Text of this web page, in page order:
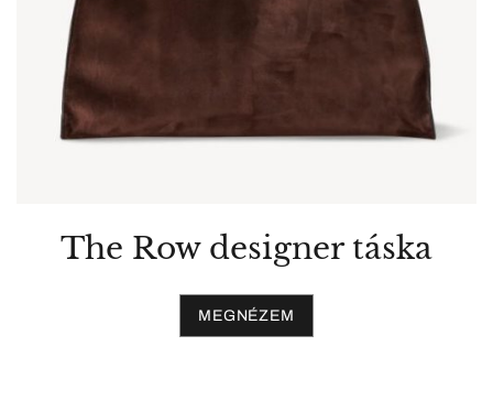
The Row designer táska
MEGNÉZEM